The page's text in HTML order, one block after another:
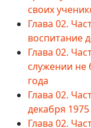
своих
Глава 02.
воспитание
Глава 02.
служении не
года
Глава 02.
декабря 1975
Глава 02.